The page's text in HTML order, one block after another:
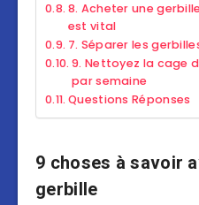
8. Acheter une
est vital
7. Séparer les
9. Nettoyez la cage
par semaine
Questions Réponses
9 choses à savoir
gerbille